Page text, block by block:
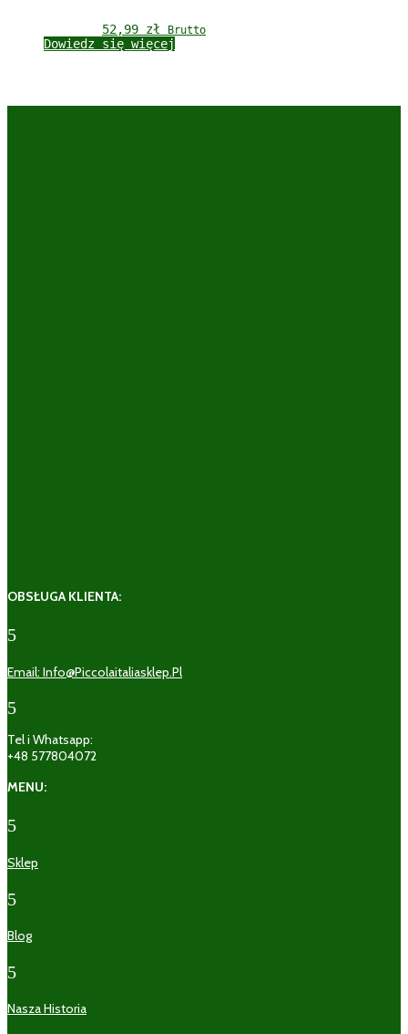
52,99 zł Brutto
Dowiedz się więcej
OBSŁUGA KLIENTA:
5
Email: Info@piccolaitaliasklep.pl
5
Tel i Whatsapp:
+48 577804072
MENU:
5
Sklep
5
Blog
5
Nasza Historia